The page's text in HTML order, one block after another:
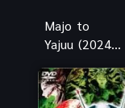
Majo to
Yajuu (2024)
ป่า